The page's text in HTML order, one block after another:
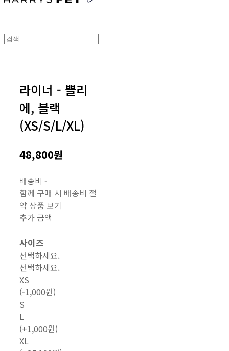
라이너 - 쁠리
에, 블랙
(XS/S/L/XL)
48,800원
배송비-
함께 구매 시 배송비 절
약 상품 보기
추가 금액
사이즈
선택하세요.
선택하세요.
XS
(-1,000원)
S
L
(+1,000원)
XL